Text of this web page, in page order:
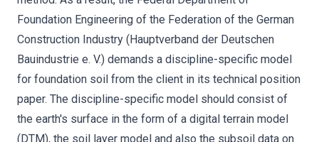
Foundation Engineering of the Federation of the German
Construction Industry (Hauptverband der Deutschen
Bauindustrie e. V.) demands a discipline-specific model
for foundation soil from the client in its technical position
paper. The discipline-specific model should consist of
the earth's surface in the form of a digital terrain model
(DTM), the soil layer model and also the subsoil data on